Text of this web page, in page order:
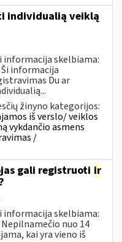
individualią veiklą
informacija skelbiama:
informacija
Du ar
žinyno kategorijos:
iš verslo/ veiklos
vykdančio asmens
/
gali registruoti ir
informacija skelbiama:
nuo 14
kai yra vieno iš